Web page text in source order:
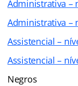
Administrativa –
Administrativa –
Assistencial –
Assistencial –
Negros